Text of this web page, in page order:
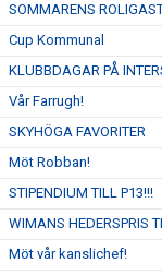
SOMMARENS
Cup Kommunal
KLUBBDAGAR PÅ
Vår Farrugh!
SKYHÖGA FAVORITER
Möt Robban!
STIPENDIUM TILL P13!!!
WIMANS HEDERSPRIS
Möt vår kanslichef!